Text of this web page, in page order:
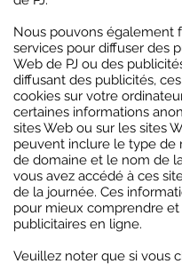
Nous pouvons également
services pour diffuser des
Web de PJ ou des
diffusant des publicités,
cookies sur votre
certaines informations
sites Web ou sur les sites
peuvent inclure le type de
de domaine et le nom de
vous avez accédé à ces
de la journée. Ces
pour mieux comprendre
publicitaires en ligne.
Veuillez noter que si vous